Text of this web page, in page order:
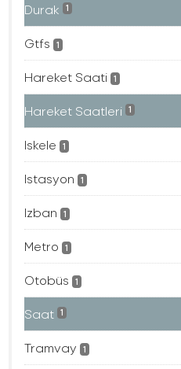
Durak 1
Gtfs 1
Hareket Saati 1
Hareket Saatleri 1
Iskele 1
Istasyon 1
Izban 1
Metro 1
Otobüs 1
Saat 1
Tramvay 1